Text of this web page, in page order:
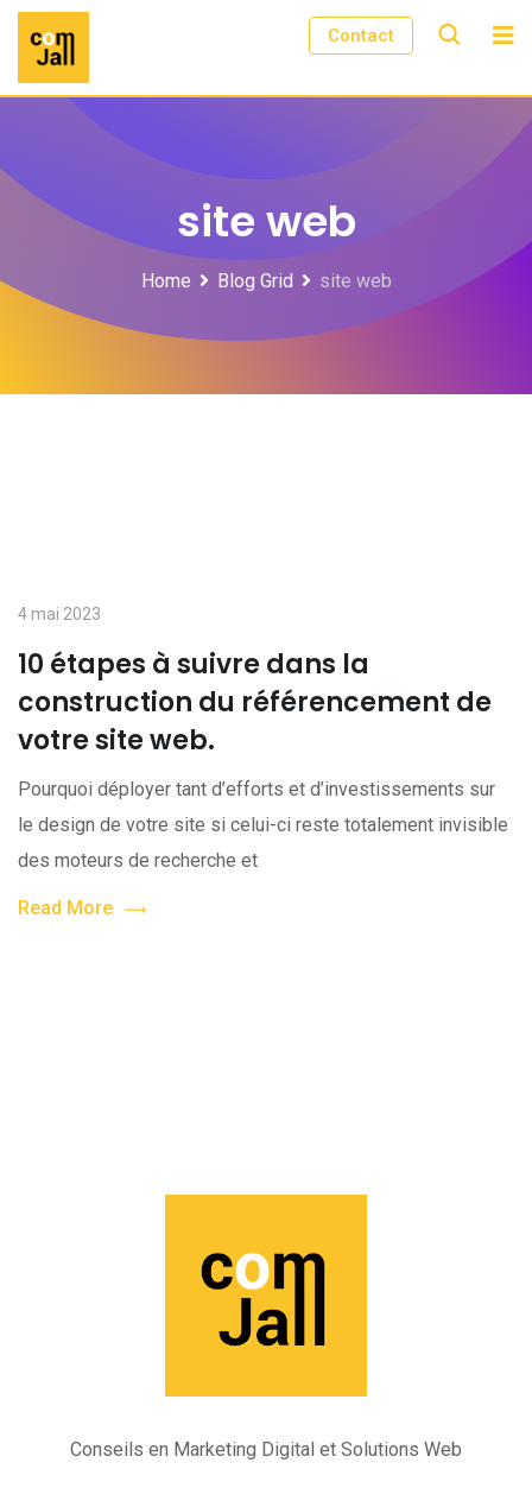
Skip
content
Contact
site web
Home Blog Grid site web
4 mai 2023
10 étapes à suivre dans la
construction du référencement de
votre site web.
Pourquoi déployer tant d’efforts et d’investissements sur
le design de votre site si celui-ci reste totalement invisible
des moteurs de recherche et
Read More
Conseils en Marketing Digital et Solutions Web